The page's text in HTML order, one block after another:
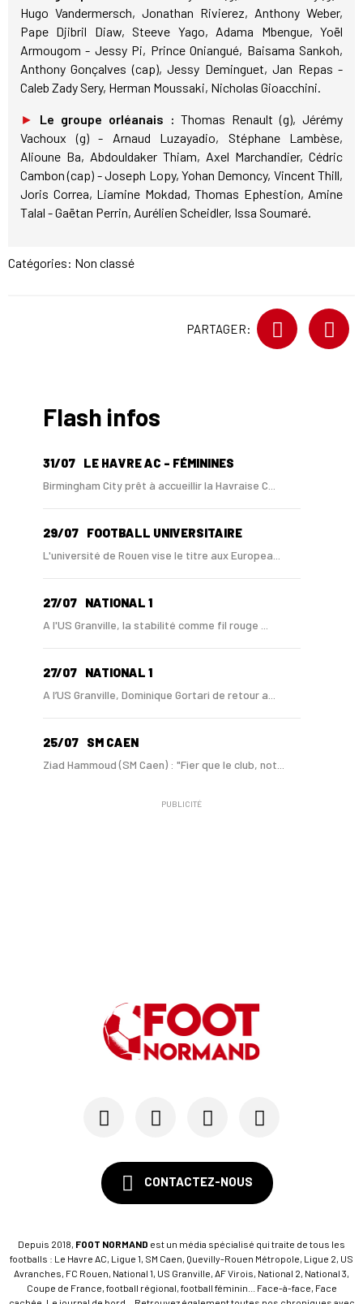
Hugo Vandermersch, Jonathan Rivierez, Anthony Weber,
Pape Djibril Diaw, Steeve Yago, Adama Mbengue, Yoël
Armougom - Jessy Pi, Prince Oniangué, Baisama Sankoh,
Anthony Gonçalves (cap), Jessy Deminguet, Jan Repas -
Caleb Zady Sery, Herman Moussaki, Nicholas Gioacchini.
► Le groupe orléanais : Thomas Renault (g), Jérémy
Vachoux (g) - Arnaud Luzayadio, Stéphane Lambèse,
Alioune Ba, Abdouldaker Thiam, Axel Marchandier, Cédric
Cambon (cap) - Joseph Lopy, Yohan Demoncy, Vincent Thill,
Joris Correa, Liamine Mokdad, Thomas Ephestion, Amine
Talal - Gaëtan Perrin, Aurélien Scheidler, Issa Soumaré.
Catégories: Non classé
PARTAGER:
Flash infos
31/07 LE HAVRE AC - FÉMININES
Birmingham City prêt à accueillir la Havraise C...
29/07 FOOTBALL UNIVERSITAIRE
L'université de Rouen vise le titre aux Europea...
27/07 NATIONAL 1
A l'US Granville, la stabilité comme fil rouge ...
27/07 NATIONAL 1
A l’US Granville, Dominique Gortari de retour a...
25/07 SM CAEN
Ziad Hammoud (SM Caen) : "Fier que le club, not...
SM CAEN - MERCATO
Avec Mohamed Hafid, Malherbe veut frapper un gr...
SM Caen : Julien Meilhac quitte la direction de...
PUBLICITÉ
CONTACTEZ-NOUS
Depuis 2018, FOOT NORMAND est un média spécialisé qui traite de tous les
footballs : Le Havre AC, Ligue 1, SM Caen, Quevilly-Rouen Métropole, Ligue 2, US
Avranches, FC Rouen, National 1, US Granville, AF Virois, National 2, National 3,
Coupe de France, football régional, football féminin... Face-à-face, Face